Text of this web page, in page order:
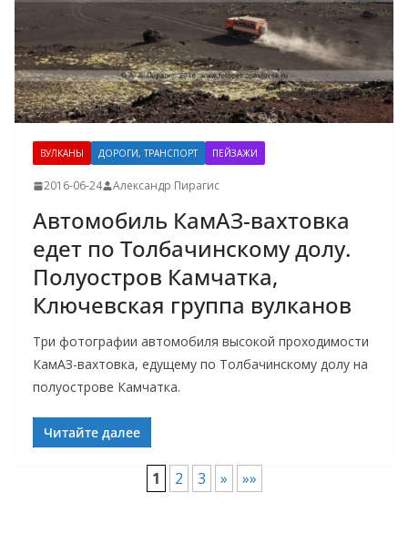
ВУЛКАНЫ ДОРОГИ, ТРАНСПОРТ ПЕЙЗАЖИ
2016-06-24 Александр Пирагис
Автомобиль КамАЗ-вахтовка
едет по Толбачинскому долу.
Полуостров Камчатка,
Ключевская группа вулканов
Три фотографии автомобиля высокой проходимости
КамАЗ-вахтовка, едущему по Толбачинскому долу на
полуострове Камчатка.
Читайте далее
1 2 3 » »»